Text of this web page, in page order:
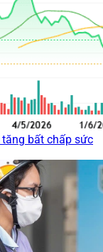
bất chấp sức